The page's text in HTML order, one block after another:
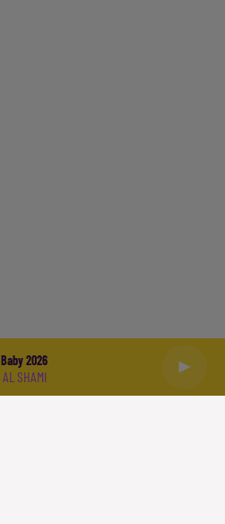
Baby 2026
AL SHAMI